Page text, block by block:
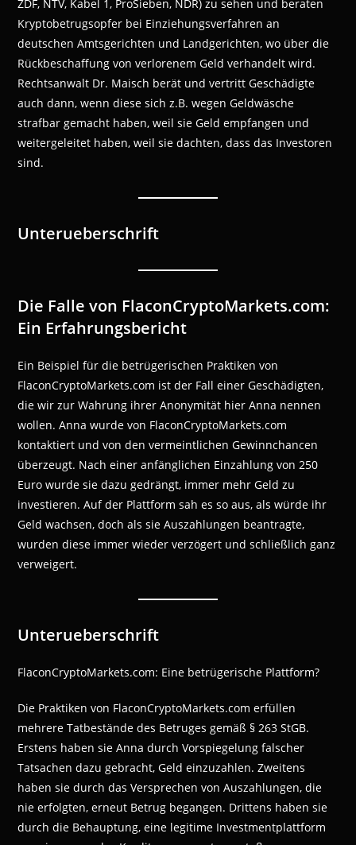
ZDF, NTV, Kabel 1, ProSieben, NDR) zu sehen und beraten
Kryptobetrugsopfer bei Einziehungsverfahren an
deutschen Amtsgerichten und Landgerichten, wo über die
Rückbeschaffung von verlorenem Geld verhandelt wird.
Rechtsanwalt Dr. Maisch berät und vertritt Geschädigte
auch dann, wenn diese sich z.B. wegen Geldwäsche
strafbar gemacht haben, weil sie Geld empfangen und
weitergeleitet haben, weil sie dachten, dass das Investoren
sind.
Unterueberschrift
Die Falle von FlaconCryptoMarkets.com:
Ein Erfahrungsbericht
Ein Beispiel für die betrügerischen Praktiken von
FlaconCryptoMarkets.com ist der Fall einer Geschädigten,
die wir zur Wahrung ihrer Anonymität hier Anna nennen
wollen. Anna wurde von FlaconCryptoMarkets.com
kontaktiert und von den vermeintlichen Gewinnchancen
überzeugt. Nach einer anfänglichen Einzahlung von 250
Euro wurde sie dazu gedrängt, immer mehr Geld zu
investieren. Auf der Plattform sah es so aus, als würde ihr
Geld wachsen, doch als sie Auszahlungen beantragte,
wurden diese immer wieder verzögert und schließlich ganz
verweigert.
Unterueberschrift
FlaconCryptoMarkets.com: Eine betrügerische Plattform?
Die Praktiken von FlaconCryptoMarkets.com erfüllen
mehrere Tatbestände des Betruges gemäß § 263 StGB.
Erstens haben sie Anna durch Vorspiegelung falscher
Tatsachen dazu gebracht, Geld einzuzahlen. Zweitens
haben sie durch das Versprechen von Auszahlungen, die
nie erfolgten, erneut Betrug begangen. Drittens haben sie
durch die Behauptung, eine legitime Investmentplattform